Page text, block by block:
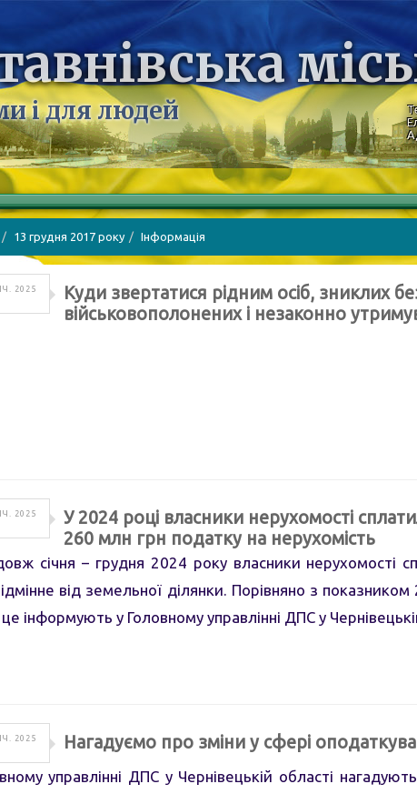
і для людей
13 грудня 2017 року Інформація
2025
Куди звертатися рідним осіб, зниклих
військовополонених і незаконно
2025
У 2024 році власники нерухомості
260 млн грн податку на нерухомість
січня – грудня 2024 року власники нерухомості
від земельної ділянки. Порівняно з
інформують у Головному управлінні ДПС у
2025 Нагадуємо про зміни у сфері
управлінні ДПС у Чернівецькій області